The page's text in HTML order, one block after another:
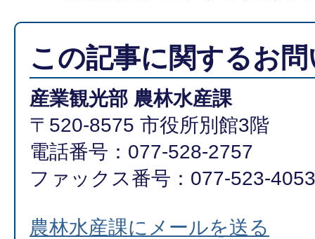
この記事に関するお
産業観光部 農林水産課
〒520-8575 市役所別館3階
電話番号：077-528-2757
ファックス番号：077-523-4053
農林水産課にメールを送る